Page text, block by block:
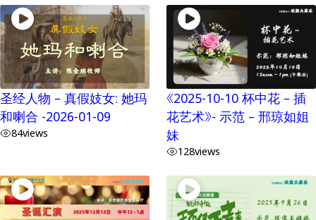
圣经人物 – 真假妓女: 她玛
和喇合 -2026-01-09
84views
《2025-10-10 杯中花 – 插
花艺术》- 示范 – 邢琼如姐
妹
128views